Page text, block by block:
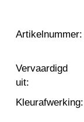
Artikelnummer:
Vervaardigd
uit:
Kleurafwerking: